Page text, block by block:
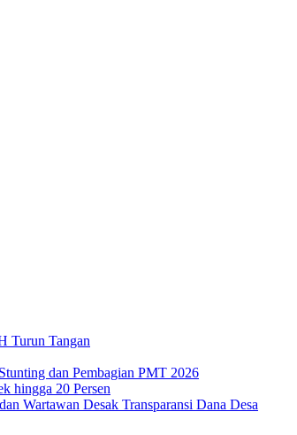
Turun Tangan
dan Pembagian PMT 2026
hingga 20 Persen
Wartawan Desak Transparansi Dana Desa